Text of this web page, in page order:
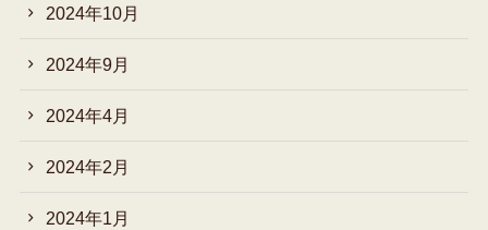
2024年10月
2024年9月
2024年4月
2024年2月
2024年1月